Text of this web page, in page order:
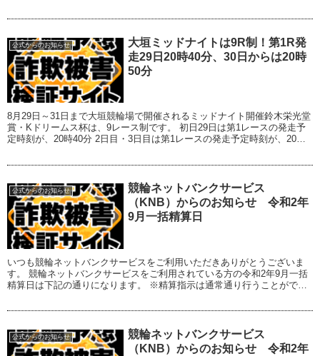
公式からのお知らせ
大垣ミッドナイトは9R制！第1R発
走29日20時40分、30日からは20時
50分
8月29日～31日まで大垣競輪場で開催されるミッドナイト開催鈴木栄光堂
賞・Kドリームス杯は、9レース制です。 初日29日は第1レースの発走予
定時刻が、20時40分 2日目・3日目は第1レースの発走予定時刻が、20時
公式からのお知らせ
競輪ネットバンクサービス
（KNB）からのお知らせ 令和2年
9月一括精算日
いつも競輪ネットバンクサービスをご利用いただきありがとうございま
す。 競輪ネットバンクサービスをご利用されている方の令和2年9月一括
精算日は下記の通りになります。 ※精算指示は通常通り行うことができ
公式からのお知らせ
競輪ネットバンクサービス
（KNB）からのお知らせ 令和2年